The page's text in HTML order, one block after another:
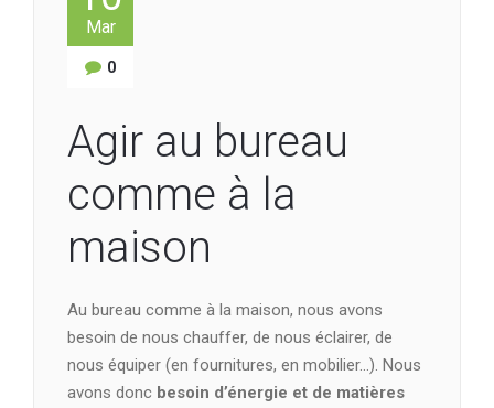
Mar
0
Agir au bureau
comme à la
maison
Au bureau comme à la maison, nous avons
besoin de nous chauffer, de nous éclairer, de
nous équiper (en fournitures, en mobilier…). Nous
avons donc besoin d’énergie et de matières